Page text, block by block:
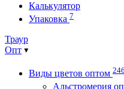
Калькулятор
Упаковка 7
Траур
Опт
Виды цветов оптом 246
Альстромерия